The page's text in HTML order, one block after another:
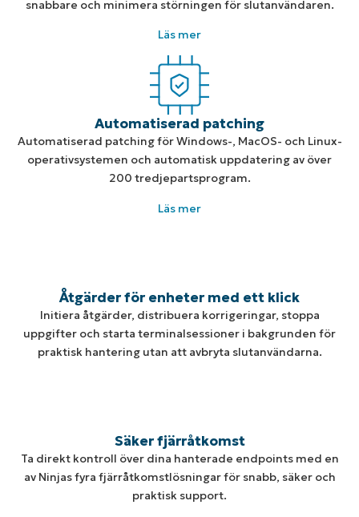
snabbare och minimera störningen för slutanvändaren.
Läs mer
Automatiserad patching
Automatiserad patching för Windows-, MacOS- och Linux-
operativsystemen och automatisk uppdatering av över
200 tredjepartsprogram.
Läs mer
Åtgärder för enheter med ett klick
Initiera åtgärder, distribuera korrigeringar, stoppa
uppgifter och starta terminalsessioner i bakgrunden för
praktisk hantering utan att avbryta slutanvändarna.
Säker fjärråtkomst
Ta direkt kontroll över dina hanterade endpoints med en
av Ninjas fyra fjärråtkomstlösningar för snabb, säker och
praktisk support.